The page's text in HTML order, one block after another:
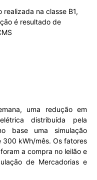
na classe B1,
é resultado de
uma redução em
distribuída pela
base uma simulação
300 kWh/mês. Os fatores
a compra no leilão e
de Mercadorias e